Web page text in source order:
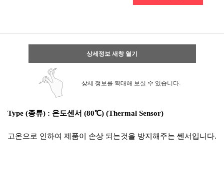
상세정보 새창 열기
상세 정보를 확대해 보실 수 있습니다.
Type (종류) : 온도센서 (80℃) (Thermal Sensor)
고온으로 인하여 제품이 손상 되는것을 방지해주는 쎈서입니다.